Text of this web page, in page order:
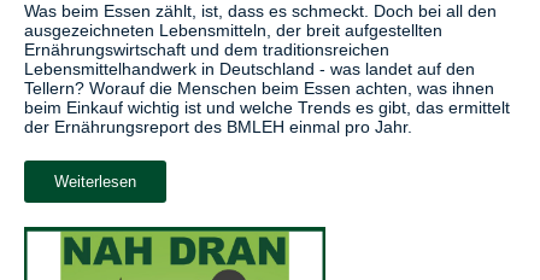
Was beim Essen zählt, ist, dass es schmeckt. Doch bei all den
ausgezeichneten Lebensmitteln, der breit aufgestellten
Ernährungswirtschaft und dem traditionsreichen
Lebensmittelhandwerk in Deutschland - was landet auf den
Tellern? Worauf die Menschen beim Essen achten, was ihnen
beim Einkauf wichtig ist und welche Trends es gibt, das ermittelt
der Ernährungsreport des BMLEH einmal pro Jahr.
Weiterlesen